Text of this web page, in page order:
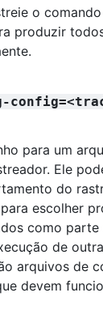
o
produzir
para um
Ele
do
escolher
como
de
arquivos de
devem